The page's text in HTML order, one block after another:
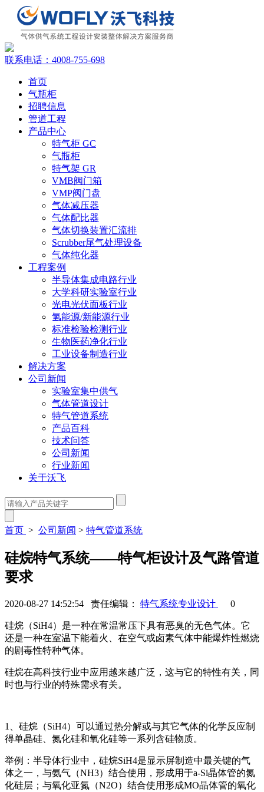
联系电话： 4008-755-698
首页
气瓶柜
招聘信息
管道工程
产品中心
特气柜 GC
气瓶柜
特气架 GR
VMB阀门箱
VMP阀门盘
气体减压器
气体配比器
气体切换装置汇流排
Scrubber尾气处理设备
气体纯化器
工程案例
半导体集成电路行业
大学科研实验室行业
光电光伏面板行业
氢能源/新能源行业
标准检验检测行业
生物医药净化行业
工业设备制造行业
解决方案
公司新闻
实验室集中供气
气体管道设计
特气管道系统
产品百科
技术问答
公司新闻
行业新闻
关于沃飞
首页 > 公司新闻 > 特气管道系统
硅烷特气系统——特气柜设计及气路管道
要求
2020-08-27 14:52:54 责任编辑： 特气系统专业设计 0
硅烷（SiH4）是一种在常温常压下具有恶臭的无色气体。它
还是一种在室温下能着火、在空气或卤素气体中能爆炸性燃烧
的剧毒性特种气体。
硅烷在高科技行业中应用越来越广泛，这与它的特性有关，同
时也与行业的特殊需求有关。
1、硅烷（SiH4）可以通过热分解或与其它气体的化学反应制
得单晶硅、氮化硅和氧化硅等一系列含硅物质。
举例：半导体行业中，硅烷SiH4是显示屏制造中最关键的气
体之一，与氨气（NH3）结合使用，形成用于a-Si晶体管的氮
化硅层；与氧化亚氮（N2O）结合使用形成MO晶体管的氧化